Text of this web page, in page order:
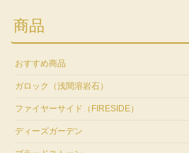
商品
おすすめ商品
ガロック（浅間溶岩石）
ファイヤーサイド（FIRESIDE）
ディーズガーデン